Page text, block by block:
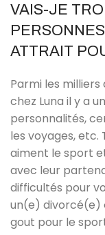
VAIS-JE
ATTRAIT
Parmi les
chez Luna il y a
personnalités,
les voyages, etc.
aiment le sport
avec leur
difficultés pour
un(e) divorcé(e)
gout pour le